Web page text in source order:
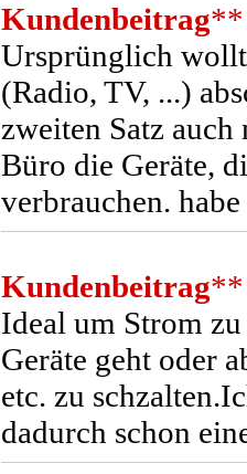
Kundenbeitrag**
Ursprünglich
(Radio, TV, ...)
zweiten Satz
Büro die Geräte,
verbrauchen.
Kundenbeitrag**
Ideal um Strom
Geräte geht oder
etc. zu
dadurch schon